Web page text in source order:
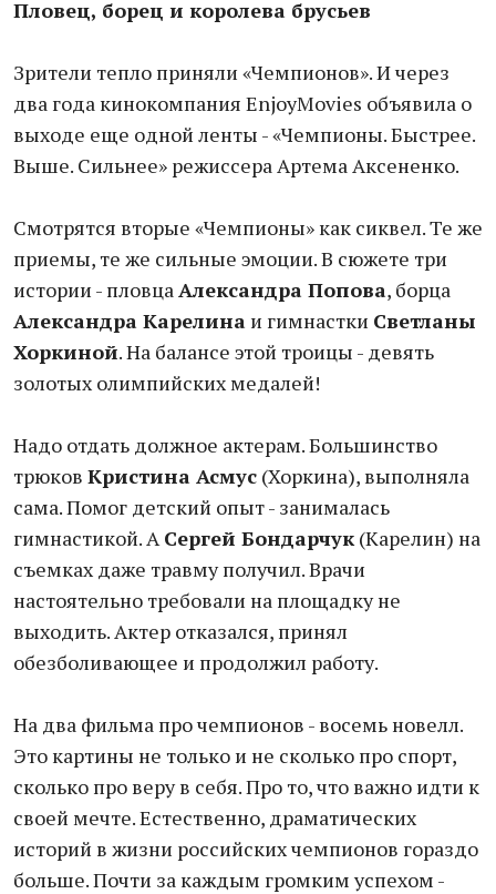
Пловец, борец и королева брусьев
Зрители тепло приняли «Чемпионов». И через
два года кинокомпания EnjoyMovies объявила о
выходе еще одной ленты - «Чемпионы. Быстрее.
Выше. Сильнее» режиссера Артема Аксененко.
Смотрятся вторые «Чемпионы» как сиквел. Те же
приемы, те же сильные эмоции. В сюжете три
истории - пловцаАлександра Попова, борца
Александра Карелина и гимнастки Светланы
Хоркиной. На балансе этой троицы - девять
золотых олимпийских медалей!
Надо отдать должное актерам. Большинство
трюков Кристина Асмус (Хоркина), выполняла
сама. Помог детский опыт - занималась
гимнастикой. АСергей Бондарчук(Карелин) на
съемках даже травму получил. Врачи
настоятельно требовали на площадку не
выходить. Актер отказался, принял
обезболивающее и продолжил работу.
На два фильма про чемпионов - восемь новелл.
Это картины не только и не сколько про спорт,
сколько про веру в себя. Про то, что важно идти к
своей мечте. Естественно, драматических
историй в жизни российских чемпионов гораздо
больше. Почти за каждым громким успехом -